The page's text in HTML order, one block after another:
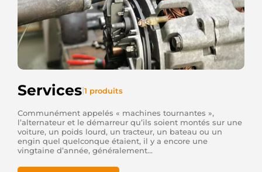
Services|1 produits
Communément appelés « machines tournantes »,
l’alternateur et le démarreur qu’ils soient montés sur une
voiture, un poids lourd, un tracteur, un bateau ou un
engin quel quelconque étaient, il y a encore une
vingtaine d’année, généralement...